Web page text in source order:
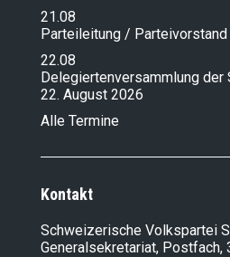
21.08
Parteileitung / Parteivorstand
22.08
Delegiertenversammlung der
22. August 2026
Alle Termine
Kontakt
Schweizerische Volkspartei
Generalsekretariat, Postfach,